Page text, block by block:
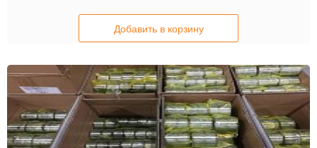
Добавить в корзину